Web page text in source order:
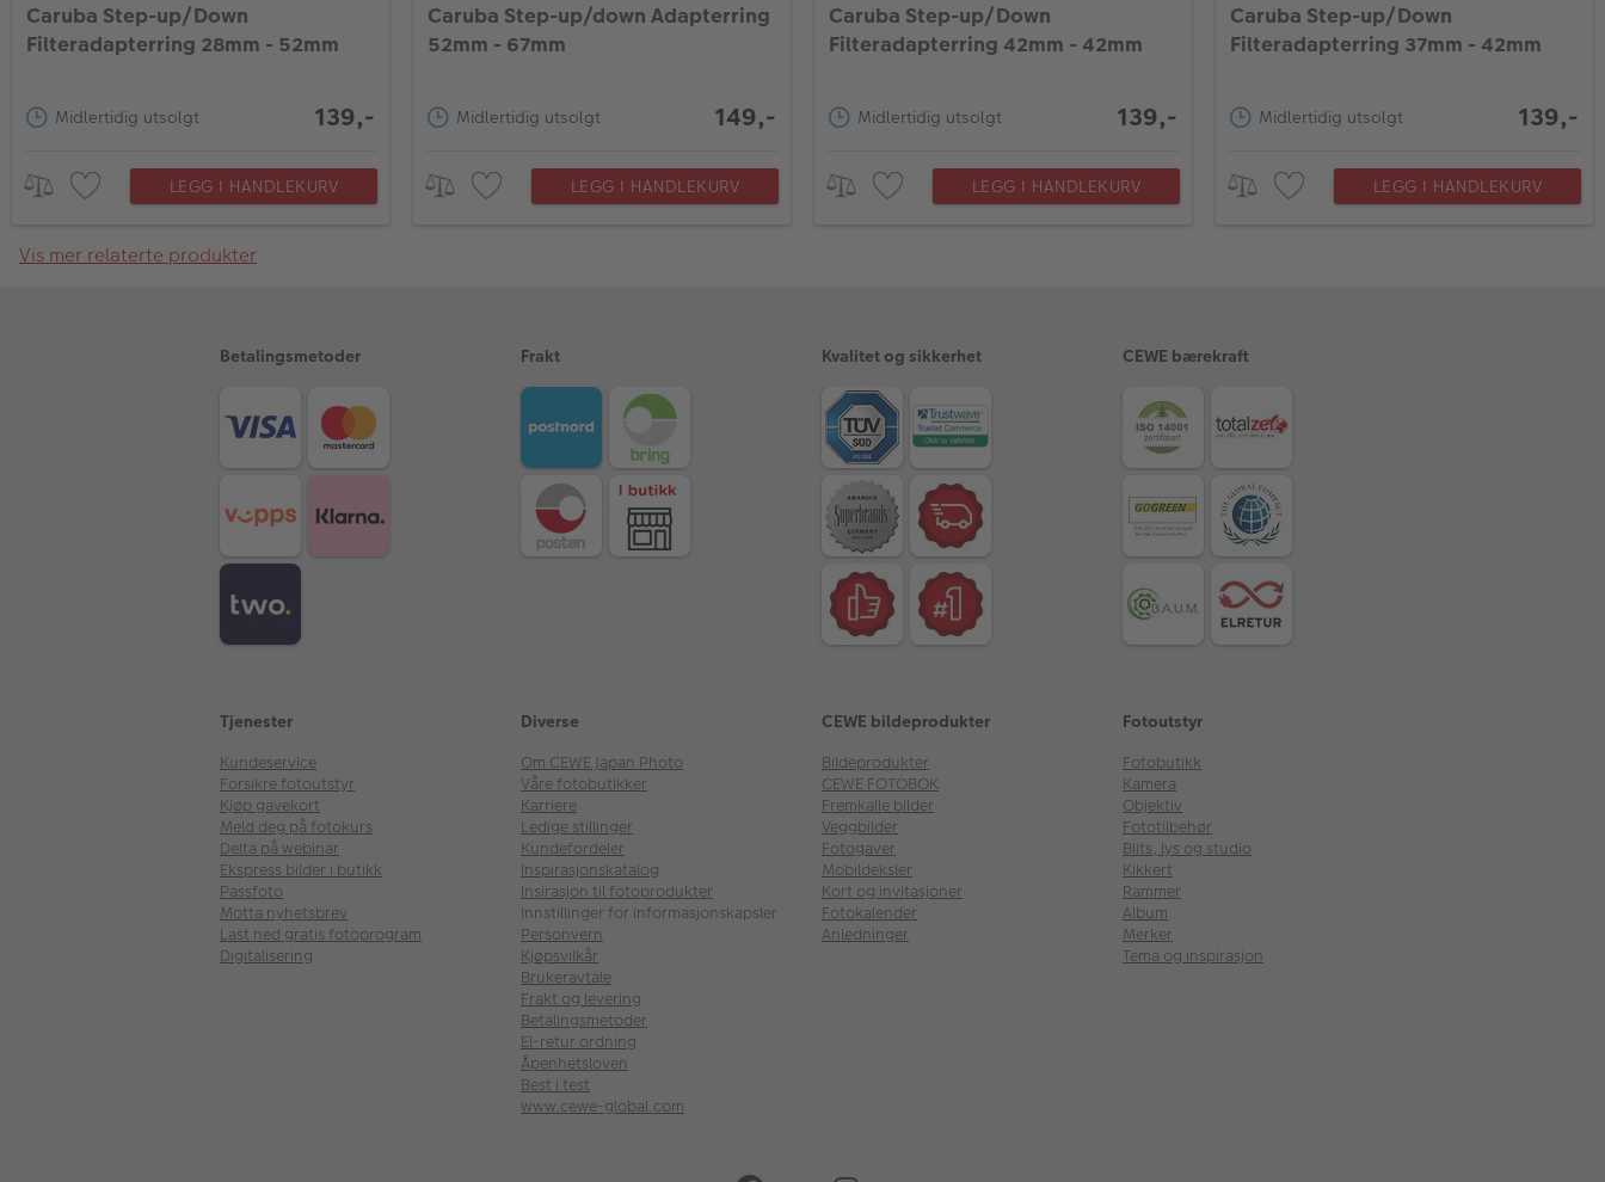
Caruba Step-up/Down
Filteradapterring 28mm - 52mm
Midlertidig utsolgt 139,-
LEGG I HANDLEKURV
Caruba Step-up/down Adapterring
52mm - 67mm
Midlertidig utsolgt 149,-
LEGG I HANDLEKURV
Caruba Step-up/Down
Filteradapterring 42mm - 42mm
Midlertidig utsolgt 139,-
LEGG I HANDLEKURV
Caruba Step-up/Down
Filteradapterring 37mm - 42mm
Midlertidig utsolgt 139,-
LEGG I HANDLEKURV
Vis mer relaterte produkter
Betalingsmetoder Frakt Kvalitet og sikkerhet CEWE bærekraft
Tjenester
Kundeservice
Forsikre fotoutstyr
Kjøp gavekort
Meld deg på fotokurs
Delta på webinar
Ekspress bilder i butikk
Passfoto
Motta nyhetsbrev
Last ned gratis fotoprogram
Digitalisering
Diverse
Om CEWE Japan Photo
Våre fotobutikker
Karriere
Ledige stillinger
Kundefordeler
Inspirasjonskatalog
Insirasjon til fotoprodukter
Innstillinger for informasjonskapsler
Personvern
Kjøpsvilkår
Brukeravtale
Frakt og levering
Betalingsmetoder
El-retur ordning
Åpenhetsloven
Best i test
www.cewe-global.com
CEWE bildeprodukter
Bildeprodukter
CEWE FOTOBOK
Fremkalle bilder
Veggbilder
Fotogaver
Mobildeksler
Kort og invitasjoner
Fotokalender
Anledninger
Fotoutstyr
Fotobutikk
Kamera
Objektiv
Fototilbehør
Blits, lys og studio
Kikkert
Rammer
Album
Merker
Tema og inspirasjon